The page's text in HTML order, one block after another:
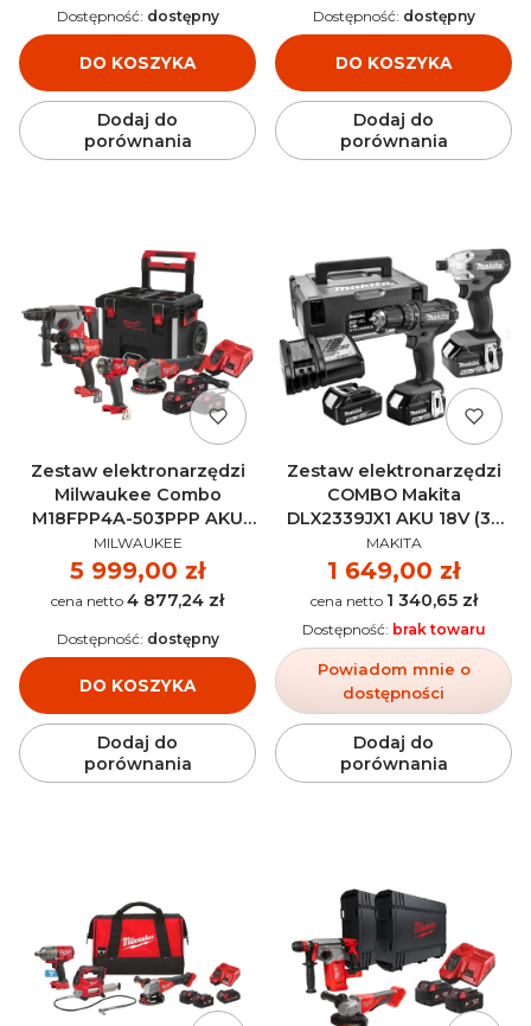
DO KOSZYKA
Dostępność: dostępny
Dodaj do
porównania
DO KOSZYKA
Dostępność: dostępny
Dodaj do
porównania
Zestaw elektronarzędzi
Milwaukee Combo
M18FPP4A-503PPP AKU
(3x 5.0 Ah)
PRODUCENT
MILWAUKEE
Cena
5 999,00 zł
Cena 4 877,24 zł
DO KOSZYKA
Dostępność: dostępny
Dodaj do
porównania
Zestaw elektronarzędzi
COMBO Makita
DLX2339JX1 AKU 18V (3x
5.0Ah)
PRODUCENT
MAKITA
Cena
1 649,00 zł
Cena 1 340,65 zł
Powiadom mnie o
dostępności
Dostępność: brak towaru
Dodaj do
porównania